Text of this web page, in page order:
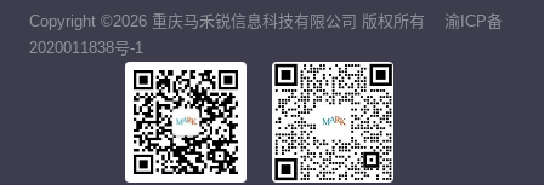
Copyright ©2026 重庆马禾锐信息科技有限公司 版权所有
渝ICP备
2020011838号-1